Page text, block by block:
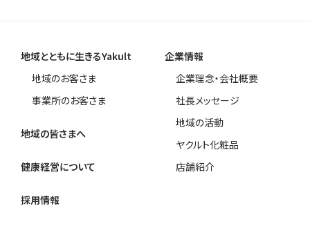
地域とともに生きるYakult
地域のお客さま
事業所のお客さま
地域の皆さまへ
健康経営について
企業情報
企業理念・会社概要
社長メッセージ
地域の活動
ヤクルト化粧品
店舗紹介
採用情報